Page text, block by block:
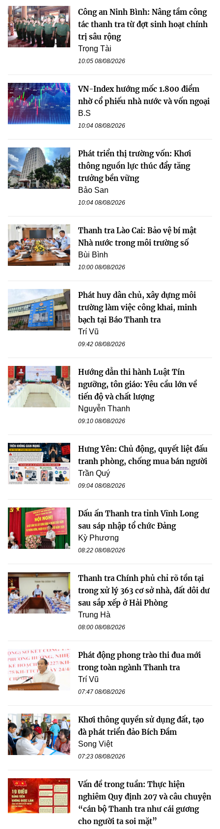
Công an Ninh Bình: Nâng tầm công
tác thanh tra từ đợt sinh hoạt chính
trị sâu rộng
Trọng Tài
10:05 08/08/2026
VN-Index hướng mốc 1.800 điểm
nhờ cổ phiếu nhà nước và vốn ngoại
B.S
10:04 08/08/2026
Phát triển thị trường vốn: Khơi
thông nguồn lực thúc đẩy tăng
trưởng bền vững
Bảo San
10:04 08/08/2026
Thanh tra Lào Cai: Bảo vệ bí mật
Nhà nước trong môi trường số
Bùi Bình
10:00 08/08/2026
Phát huy dân chủ, xây dựng môi
trường làm việc công khai, minh
bạch tại Báo Thanh tra
Trí Vũ
09:42 08/08/2026
Hướng dẫn thi hành Luật Tín
ngưỡng, tôn giáo: Yêu cầu lớn về
tiến độ và chất lượng
Nguyễn Thanh
09:10 08/08/2026
Hưng Yên: Chủ động, quyết liệt đấu
tranh phòng, chống mua bán người
Trần Quý
09:04 08/08/2026
Dấu ấn Thanh tra tỉnh Vĩnh Long
sau sáp nhập tổ chức Đảng
Kỳ Phương
08:22 08/08/2026
Thanh tra Chính phủ chỉ rõ tồn tại
trong xử lý 363 cơ sở nhà, đất dôi dư
sau sắp xếp ở Hải Phòng
Trung Hà
08:00 08/08/2026
Phát động phong trào thi đua mới
trong toàn ngành Thanh tra
Trí Vũ
07:47 08/08/2026
Khơi thông quyền sử dụng đất, tạo
đà phát triển đảo Bích Đầm
Song Việt
07:23 08/08/2026
Vấn đề trong tuần: Thực hiện
nghiêm Quy định 207 và câu chuyện
“cán bộ Thanh tra như cái gương
cho người ta soi mặt”